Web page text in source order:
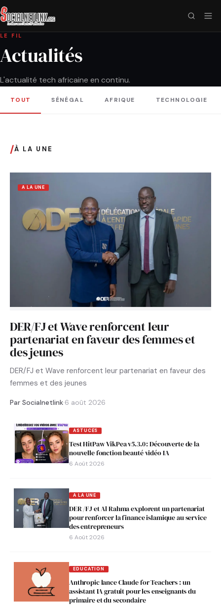
LE FIL
Actualités
L'actualité tech africaine en continu.
TOUT SÉNÉGAL AFRIQUE TECHNOLOGIE
/À LA UNE
A LA UNE
DER/FJ et Wave renforcent leur
partenariat en faveur des femmes et
des jeunes
DER/FJ et Wave renforcent leur partenariat en faveur des
femmes et des jeunes
Par Socialnetlink·6 août 2026
ASTUCES
Test HitPaw VikPea v5.3.0 : Découverte de la
nouvelle fonction beauté vidéo IA
6 Août 2026
A LA UNE
DER /FJ et Al Rahma explorent un partenariat
pour renforcer la finance islamique au service
des entrepreneurs
6 Août 2026
EDUCATION
Anthropic lance Claude for Teachers : un
assistant IA gratuit pour les enseignants du
primaire et du secondaire